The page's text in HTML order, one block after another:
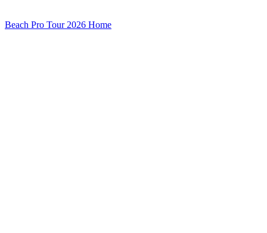
Beach Pro Tour 2026 Home